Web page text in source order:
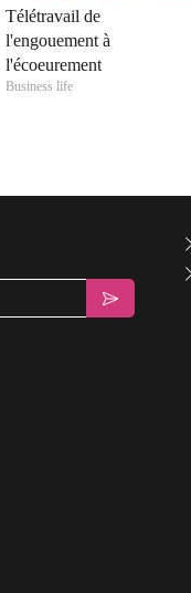
Télétravail de
l'engouement à
l'écoeurement
Business life